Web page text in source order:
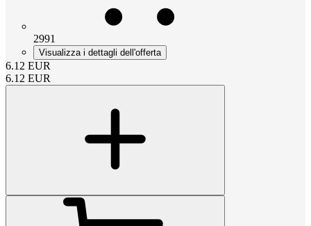
2991
Visualizza i dettagli dell'offerta
6.12 EUR
6.12 EUR